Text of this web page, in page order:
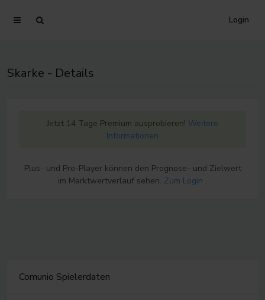
Login
Skarke - Details
Jetzt 14 Tage Premium ausprobieren! Weitere
Informationen
Plus- und Pro-Player können den Prognose- und Zielwert
im Marktwertverlauf sehen. Zum Login .
Comunio Spielerdaten